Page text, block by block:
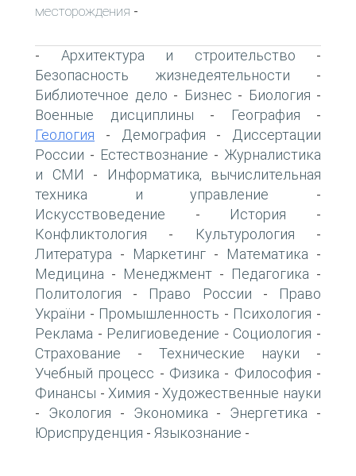
месторождения -
- Архитектура и строительство -
Безопасность жизнедеятельности -
Библиотечное дело - Бизнес - Биология -
Военные дисциплины - География -
Геология - Демография -
Диссертации
России - Естествознание - Журналистика
и СМИ -
Информатика, вычислительная
техника и управление -
Искусствоведение - История -
Конфликтология - Культурология -
Литература - Маркетинг - Математика -
Медицина - Менеджмент - Педагогика -
Политология - Право России -
Право
України - Промышленность - Психология -
Реклама - Религиоведение - Социология -
Страхование - Технические науки -
Учебный процесс - Физика - Философия -
Финансы - Химия - Художественные науки
- Экология - Экономика - Энергетика -
Юриспруденция - Языкознание -